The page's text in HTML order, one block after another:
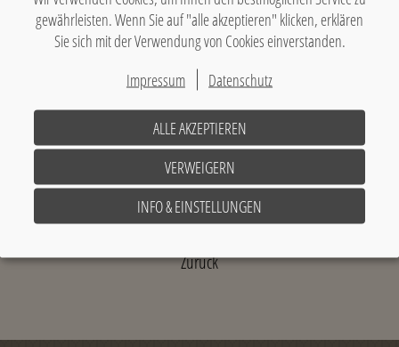
Veranstaltungsort:
Waldfestplatz Lori-Feichta, Rottach-Egern
(Verschiebetermin: 02.08./03.08.2024)
Ort: Waldfestplatz Lori-Feichta, Rottach-Egern
Zurück
gewährleisten. Wenn Sie auf "alle akzeptieren" klicken, erklären
Sie sich mit der Verwendung von Cookies einverstanden.
Impressum
Datenschutz
INFO & EINSTELLUNGEN
VERWEIGERN
ALLE AKZEPTIEREN